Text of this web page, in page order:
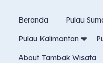
Beranda Pulau
Pulau Kalimantan
About Tambak Wisata